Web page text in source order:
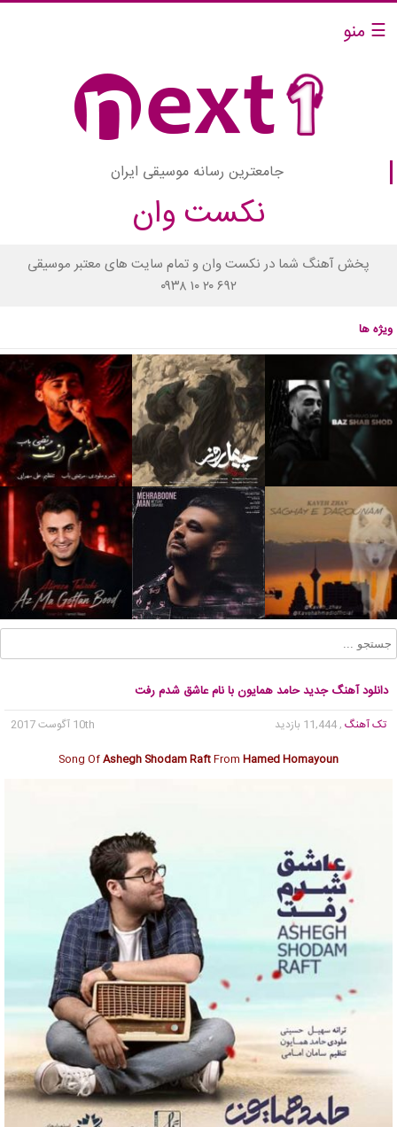
☰ منو
جامعترین رسانه موسیقی ایران
نکست وان
پخش آهنگ شما در نکست وان و تمام سایت های معتبر موسیقی
۰۹۳۸ ۱۰ ۲۰ ۶۹۲
ویژه ها
دانلود آهنگ جدید حامد همایون با نام عاشق شدم رفت
تک آهنگ , 11,444 بازدید
10th آگوست 2017
Song OfAshegh Shodam RaftFrom Hamed Homayoun